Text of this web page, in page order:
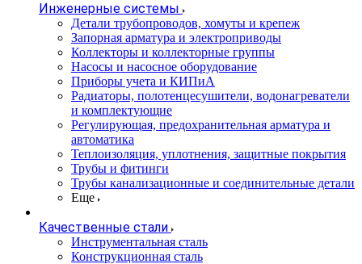
Инженерные системы
Детали трубопроводов, хомуты и крепеж
Запорная арматура и электроприводы
Коллекторы и коллекторные группы
Насосы и насосное оборудование
Приборы учета и КИПиА
Радиаторы, полотенцесушители, водонагреватели
и комплектующие
Регулирующая, предохранительная арматура и
автоматика
Теплоизоляция, уплотнения, защитные покрытия
Трубы и фитинги
Трубы канализационные и соединительные детали
Еще
Качественные стали
Инструментальная сталь
Конструкционная сталь